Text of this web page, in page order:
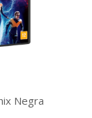
Negra